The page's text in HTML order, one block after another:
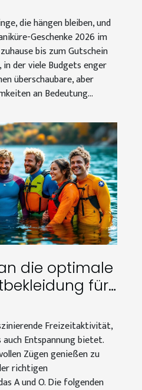
die hängen bleiben, und
Geschenke 2026 im
bis zum Gutschein
der viele Budgets enger
überschaubare, aber
an Bedeutung...
die optimale
für
Freizeitaktivität,
Entspannung bietet.
Zügen genießen zu
richtigen
A und O. Die folgenden